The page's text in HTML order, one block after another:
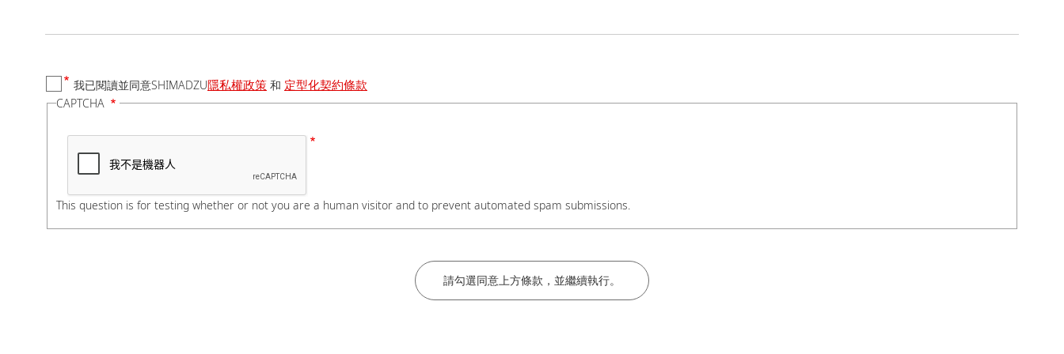
電話號碼
公司/學校名稱
若您是學生，請在科系名稱後加上實驗室教授姓名，謝謝。
我已閱讀並同意SHIMADZU隱私權政策 和 定型化契約條款
CAPTCHA
This question is for testing whether or not you are a human visitor and to prevent automated spam submissions.